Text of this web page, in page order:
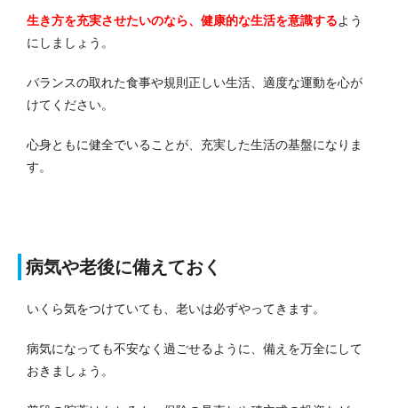
生き方を充実させたいのなら、健康的な生活を意識するよう
にしましょう。
バランスの取れた食事や規則正しい生活、適度な運動を心が
けてください。
心身ともに健全でいることが、充実した生活の基盤になりま
す。
病気や老後に備えておく
いくら気をつけていても、老いは必ずやってきます。
病気になっても不安なく過ごせるように、備えを万全にして
おきましょう。